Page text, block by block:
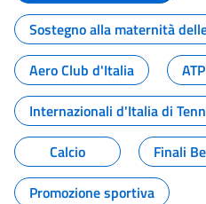
Sostegno alla maternità
Aero Club d'Italia
Internazionali d'Italia di
Calcio
Finali
Promozione sportiva